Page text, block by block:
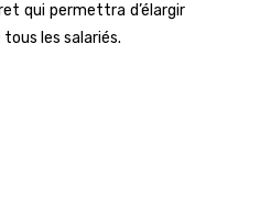
qui permettra d’élargir
les salariés.